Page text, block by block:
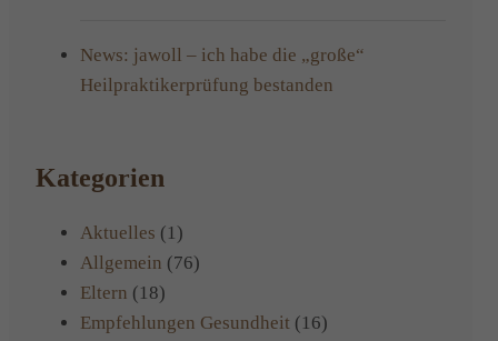
News: jawoll – ich habe die „große“
Heilpraktikerprüfung bestanden
Kategorien
Aktuelles (1)
Allgemein (76)
Eltern (18)
Empfehlungen Gesundheit (16)